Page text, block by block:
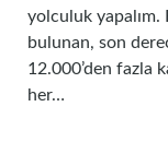
yolculuk yapalım.
bulunan, son
12.000’den fazla
her…